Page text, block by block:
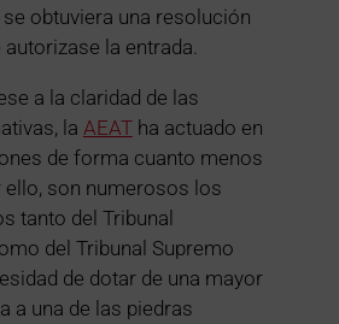
obtuviera una resolución
la entrada.
a la claridad de las
la AEATha actuado en
de forma cuanto menos
ello, son numerosos los
tanto del Tribunal
del Tribunal Supremo
de dotar de una mayor
a una de las piedras